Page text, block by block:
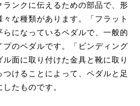
ランクに伝えるための部品で、形
な種類があります。「フラット
らになっているペダルで、一般的
プのペダルです。「ビンディング
面に取り付けた金具と靴に取り
けることによって、ペダルと足
たものです。